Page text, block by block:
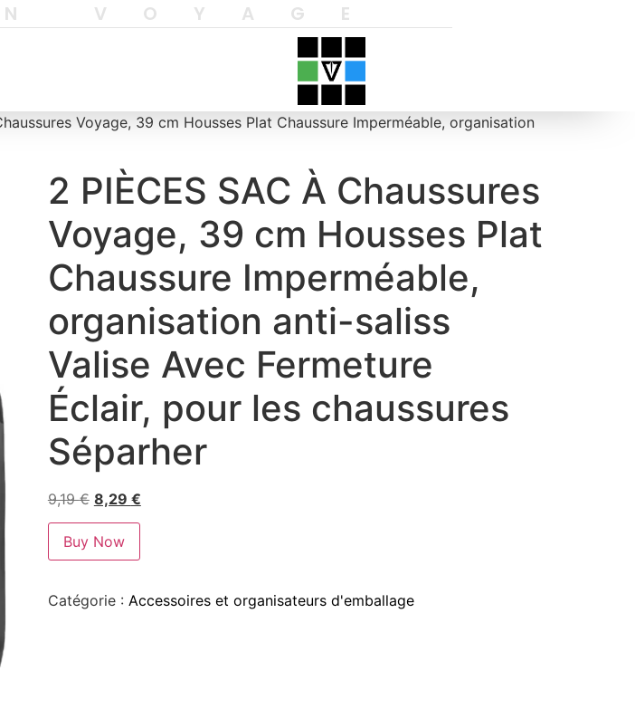
VOYAGE
Voyage, 39 cm Housses Plat Chaussure Imperméable, organisation
2 PIÈCES SAC À Chaussures
Voyage, 39 cm Housses Plat
Chaussure Imperméable,
organisation anti-saliss
Valise Avec Fermeture
Éclair, pour les chaussures
Séparher
9,19€ 8,29 €
Buy Now
Catégorie : Accessoires et organisateurs d'emballage